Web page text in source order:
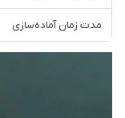
مدت زمان آماده‌سازی